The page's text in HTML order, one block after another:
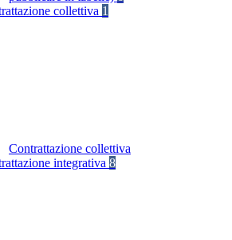
collettiva 1
Contrattazione collettiva
integrativa 8